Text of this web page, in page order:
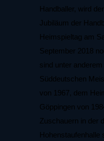
Handballer, wird
Jubiläum der
Heimspieltag am
September 2018
sind unter
Süddeutschen
von 1967, dem
Göppingen von
Zuschauern in der
Hohenstaufenhalle